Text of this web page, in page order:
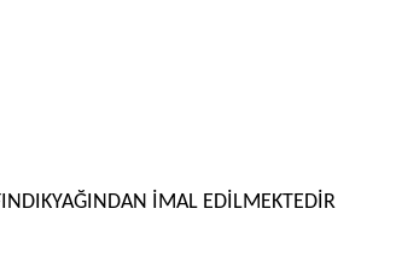
İMAL EDİLMEKTEDİR